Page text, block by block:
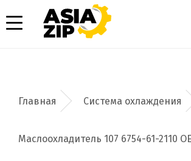
Система охлаждения
Маслоохладитель 107 6754-61-2110